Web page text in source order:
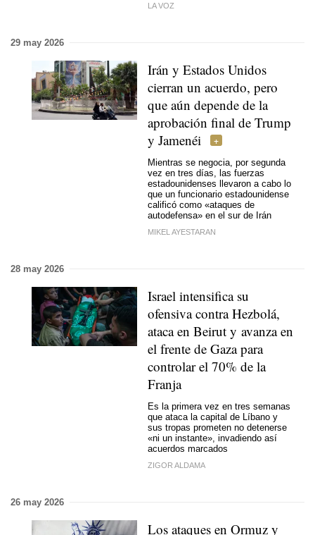
LA VOZ
29 may 2026
Irán y Estados Unidos
cierran un acuerdo, pero
que aún depende de la
aprobación final de Trump
y Jamenéi
Mientras se negocia, por segunda
vez en tres días, las fuerzas
estadounidenses llevaron a cabo lo
que un funcionario estadounidense
calificó como «ataques de
autodefensa» en el sur de Irán
MIKEL AYESTARAN
28 may 2026
Israel intensifica su
ofensiva contra Hezbolá,
ataca en Beirut y avanza en
el frente de Gaza para
controlar el 70% de la
Franja
Es la primera vez en tres semanas
que ataca la capital de Líbano y
sus tropas prometen no detenerse
«ni un instante», invadiendo así
acuerdos marcados
ZIGOR ALDAMA
26 may 2026
Los ataques en Ormuz y